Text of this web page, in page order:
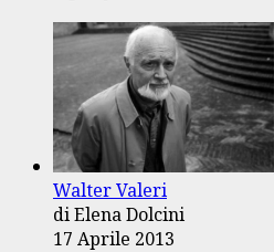
Walter Valeri
di Elena Dolcini
17 Aprile 2013